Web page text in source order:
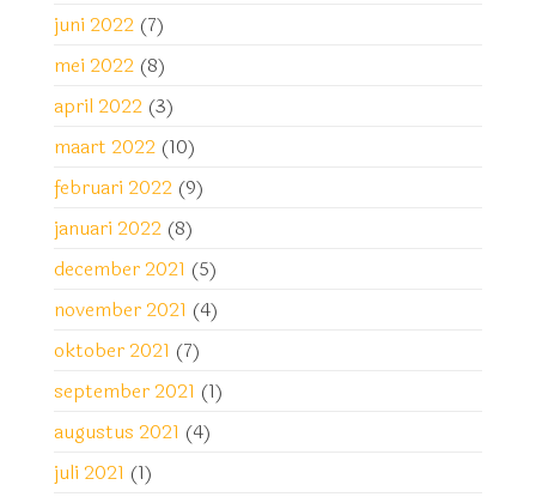
juni 2022 (7)
mei 2022 (8)
april 2022 (3)
maart 2022 (10)
februari 2022 (9)
januari 2022 (8)
december 2021 (5)
november 2021 (4)
oktober 2021 (7)
september 2021 (1)
augustus 2021 (4)
juli 2021 (1)